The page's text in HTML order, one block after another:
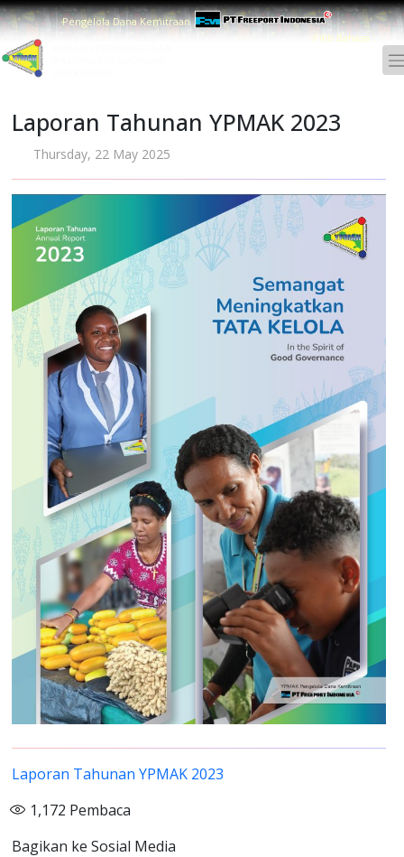
Pengelola Dana Kemitraan
Pilih Bahasa :
Laporan Tahunan YPMAK 2023
Thursday, 22 May 2025
Laporan Tahunan YPMAK 2023
1,172 Pembaca
Bagikan ke Sosial Media